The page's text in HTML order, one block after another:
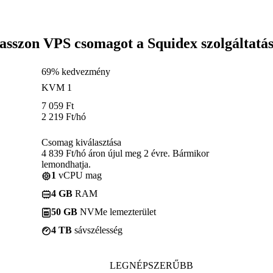
VPS csomagot a Squidex
69% kedvezmény
KVM 1
7 059 Ft
2 219 Ft/hó
Csomag kiválasztása
4 839 Ft/hó áron újul meg 2 évre. Bármikor
lemondhatja.
1 vCPU mag
4 GB RAM
50 GB NVMe lemezterület
4 TB sávszélesség
LEGNÉPSZERŰBB